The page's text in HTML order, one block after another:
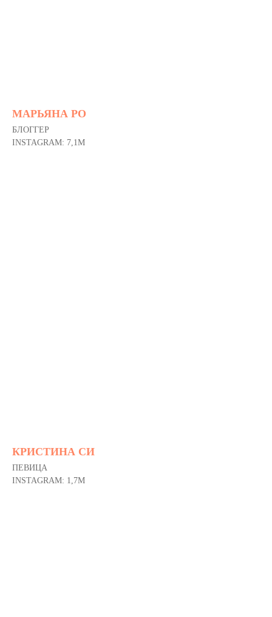
МАРЬЯНА РО
БЛОГГЕР
INSTAGRAM: 7,1M
КРИСТИНА СИ
ПЕВИЦА
INSTAGRAM: 1,7M